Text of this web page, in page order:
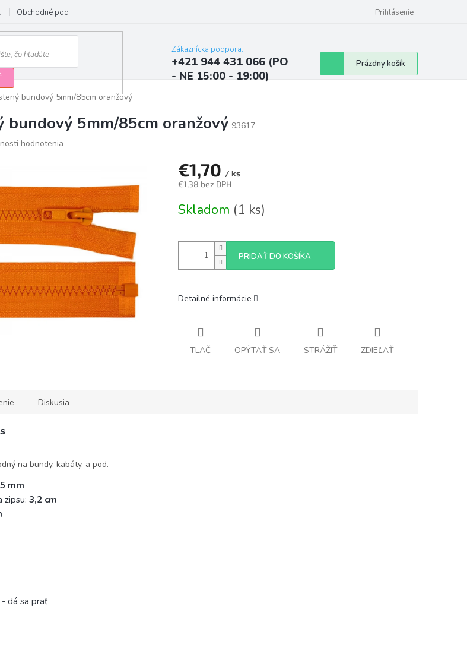
Obchodné podmienky Najčastejšie otázky a odpovede
Prihlásenie
Zákaznícka podpora:
+421 944 431 066 (PO
- NE 15:00 - 19:00)
Nákupný
košík
Prázdny košík
bundový 5mm/85cm oranžový
bundový 5mm/85cm oranžový 93617
hodnotenia
€1,70 / ks
€1,38 bez DPH
cena:
Skladom (1 ks)
PRIDAŤ DO KOŠÍKA
Detailné informácie
TLAČ OPÝTAŤ SA STRÁŽIŤ ZDIEĽAŤ
Diskusia
na bundy, kabáty, a pod.
5 mm
zipsu: 3,2 cm
dá sa prať